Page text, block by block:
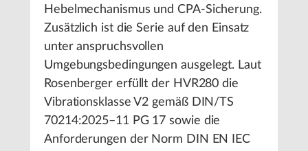
Hebelmechanismus und CPA-Sicherung.
Zusätzlich ist die Serie auf den Einsatz
unter anspruchsvollen
Umgebungsbedingungen ausgelegt. Laut
Rosenberger erfüllt der HVR280 die
Vibrationsklasse V2 gemäß DIN/TS
70214:2025–11 PG 17 sowie die
Anforderungen der Norm DIN EN IEC